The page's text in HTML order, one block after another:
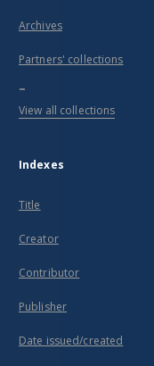
Archives
Partners' collections
...
View all collections
Indexes
Title
Creator
Contributor
Publisher
Date issued/created